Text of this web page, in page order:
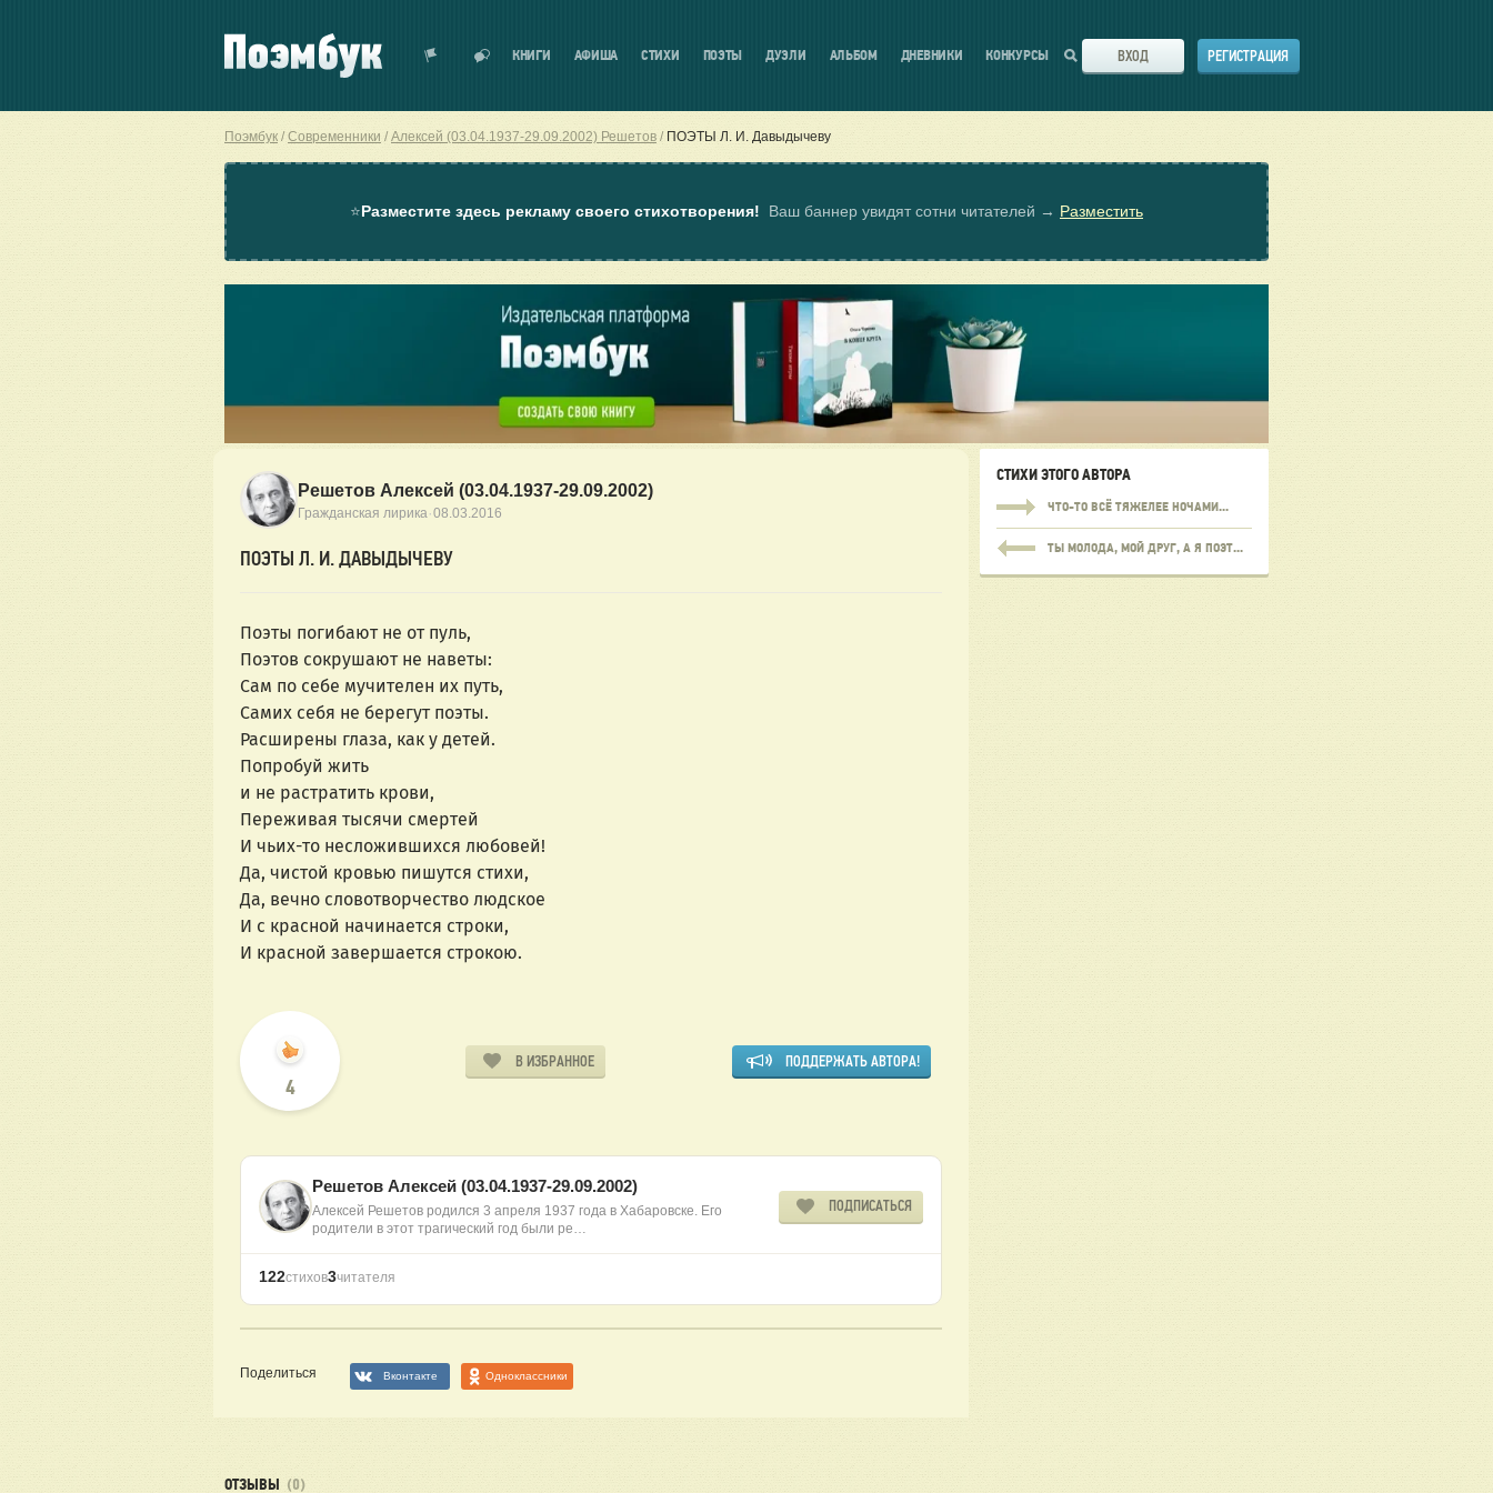
КНИГИ АФИША СТИХИ ПОЭТЫ ДУЭЛИ АЛЬБОМ ДНЕВНИКИ КОНКУРСЫ ВХОД РЕГИСТРАЦИЯ
Поэмбук Современники Алексей (03.04.1937-29.09.2002) Решетов ПОЭТЫ Л. И. Давыдычеву
⭐Разместите здесь рекламу своего стихотворения! Ваш баннер увидят сотни читателей → Разместить
Решетов Алексей (03.04.1937-29.09.2002)
Гражданская лирика·08.03.2016
ПОЭТЫ Л. И. ДАВЫДЫЧЕВУ
Поэты погибают не от пуль,
Поэтов сокрушают не наветы:
Сам по себе мучителен их путь,
Самих себя не берегут поэты.
Расширены глаза, как у детей.
Попробуй жить
и не растратить крови,
Переживая тысячи смертей
И чьих-то несложившихся любовей!
Да, чистой кровью пишутся стихи,
Да, вечно словотворчество людское
И с красной начинается строки,
И красной завершается строкою.
4
В ИЗБРАННОЕ ПОДДЕРЖАТЬ АВТОРА!
Решетов Алексей (03.04.1937-29.09.2002)
Алексей Решетов родился 3 апреля 1937 года в Хабаровске. Его
родители в этот трагический год были ре…
ПОДПИСАТЬСЯ
122стихов3читателя
Поделиться Вконтакте Одноклассники
СТИХИ ЭТОГО АВТОРА
ЧТО-ТО ВСЁ ТЯЖЕЛЕЕ НОЧАМИ...
ТЫ МОЛОДА, МОЙ ДРУГ, А Я ПОЭТ...
ОТЗЫВЫ (0)